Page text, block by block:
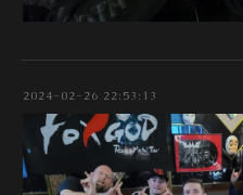
2024-02-26 22:53:13